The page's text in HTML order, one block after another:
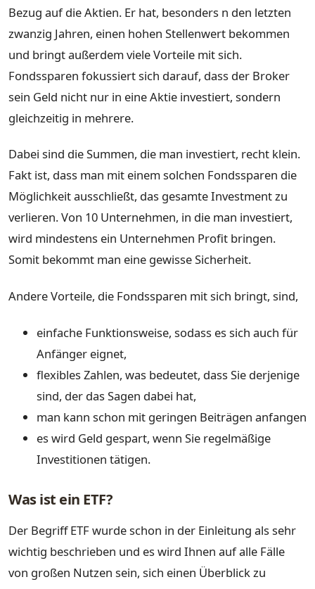
Bezug auf die Aktien. Er hat, besonders n den letzten
zwanzig Jahren, einen hohen Stellenwert bekommen
und bringt außerdem viele Vorteile mit sich.
Fondssparen fokussiert sich darauf, dass der Broker
sein Geld nicht nur in eine Aktie investiert, sondern
gleichzeitig in mehrere.
Dabei sind die Summen, die man investiert, recht klein.
Fakt ist, dass man mit einem solchen Fondssparen die
Möglichkeit ausschließt, das gesamte Investment zu
verlieren. Von 10 Unternehmen, in die man investiert,
wird mindestens ein Unternehmen Profit bringen.
Somit bekommt man eine gewisse Sicherheit.
Andere Vorteile, die Fondssparen mit sich bringt, sind,
einfache Funktionsweise, sodass es sich auch für
Anfänger eignet,
flexibles Zahlen, was bedeutet, dass Sie derjenige
sind, der das Sagen dabei hat,
man kann schon mit geringen Beiträgen anfangen
es wird Geld gespart, wenn Sie regelmäßige
Investitionen tätigen.
Was ist ein ETF?
Der Begriff ETF wurde schon in der Einleitung als sehr
wichtig beschrieben und es wird Ihnen auf alle Fälle
von großen Nutzen sein, sich einen Überblick zu